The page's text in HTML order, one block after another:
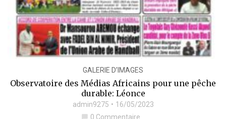
GALERIE D’IMAGES
Observatoire des Médias Africains pour une pêche
durable: Léonce
admin9275 16/05/2023
chat_bubble 0 Commentaire